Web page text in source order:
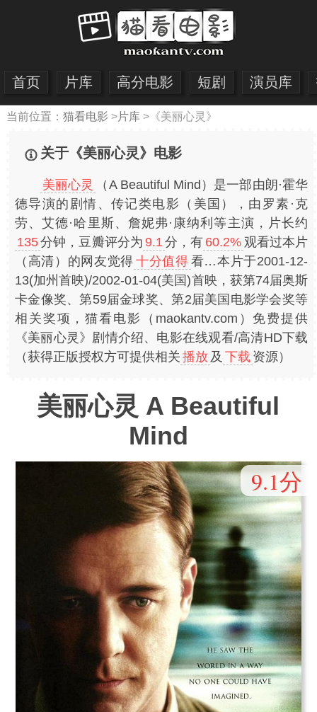
首页 片库 高分电影 短剧 演员库
当前位置： 猫看电影 >片库>《美丽心灵》
关于《美丽心灵》电影
美丽心灵
（A Beautiful Mind）是一部由朗·霍华
德导演的剧情、传记类电影（美国），由罗素·克
劳、艾德·哈里斯、詹妮弗·康纳利等主演，片长约
135分钟，豆瓣评分为 9.1 分，有 60.2% 观看过本片
（高清）的网友觉得 十分值得 看…本片于2001-12-
13(加州首映)/2002-01-04(美国)首映，获第74届奥斯
卡金像奖、第59届金球奖、第2届美国电影学会奖等
相关奖项，猫看电影（maokantv.com）免费提供
《美丽心灵》剧情介绍、电影在线观看/高清HD下载
（获得正版授权方可提供相关 播放 及 下载 资源）
美丽心灵 A Beautiful
Mind
9.1分